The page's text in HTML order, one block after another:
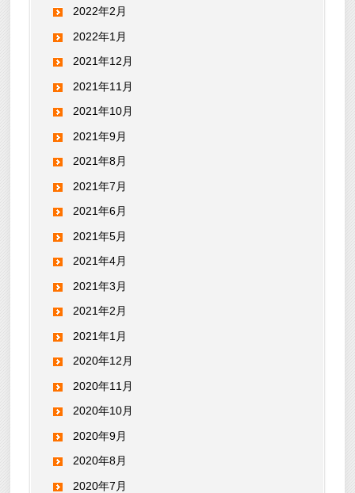
2022年2月
2022年1月
2021年12月
2021年11月
2021年10月
2021年9月
2021年8月
2021年7月
2021年6月
2021年5月
2021年4月
2021年3月
2021年2月
2021年1月
2020年12月
2020年11月
2020年10月
2020年9月
2020年8月
2020年7月